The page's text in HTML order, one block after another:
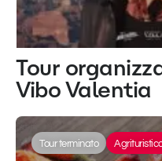
Tour
Vibo Valentia
Tour terminato